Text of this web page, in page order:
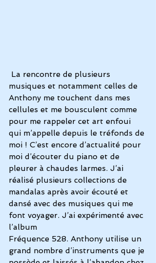
La rencontre de plusieurs
musiques et notamment celles de
Anthony me touchent dans mes
cellules et me bousculent comme
pour me rappeler cet art enfoui
qui m’appelle depuis le tréfonds de
moi ! C’est encore d’actualité pour
moi d’écouter du piano et de
pleurer à chaudes larmes. J’ai
réalisé plusieurs collections de
mandalas après avoir écouté et
dansé avec des musiques qui me
font voyager. J’ai expérimenté avec
l’album
Fréquence 528. Anthony utilise un
grand nombre d’instruments que je